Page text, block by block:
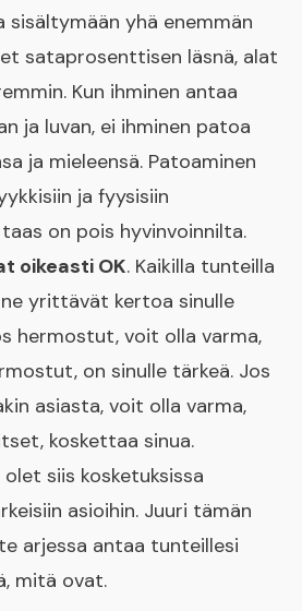
sisältymään yhä enemmän
sataprosenttisen läsnä, alat
Kun ihminen antaa
ja luvan, ei ihminen patoa
ja mieleensä. Patoaminen
ja fyysisiin
on pois hyvinvoinnilta.
oikeasti OK. Kaikilla tunteilla
yrittävät kertoa sinulle
hermostut, voit olla varma,
on sinulle tärkeä. Jos
asiasta, voit olla varma,
koskettaa sinua.
siis kosketuksissa
asioihin. Juuri tämän
arjessa antaa tunteillesi
mitä ovat.